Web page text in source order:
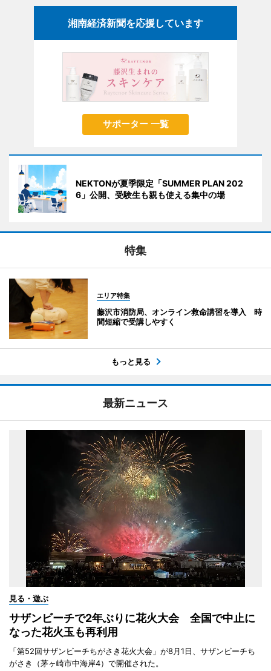
湘南経済新聞を応援しています
サポーター 一覧
NEKTONが夏季限定「SUMMER PLAN 202
6」公開、受験生も親も使える集中の場
特集
エリア特集
藤沢市消防局、オンライン救命講習を導入 時
間短縮で受講しやすく
もっと見る
最新ニュース
見る・遊ぶ
サザンビーチで2年ぶりに花火大会 全国で中止に
なった花火玉も再利用
「第52回サザンビーチちがさき花火大会」が8月1日、サザンビーチち
がさき（茅ヶ崎市中海岸4）で開催された。